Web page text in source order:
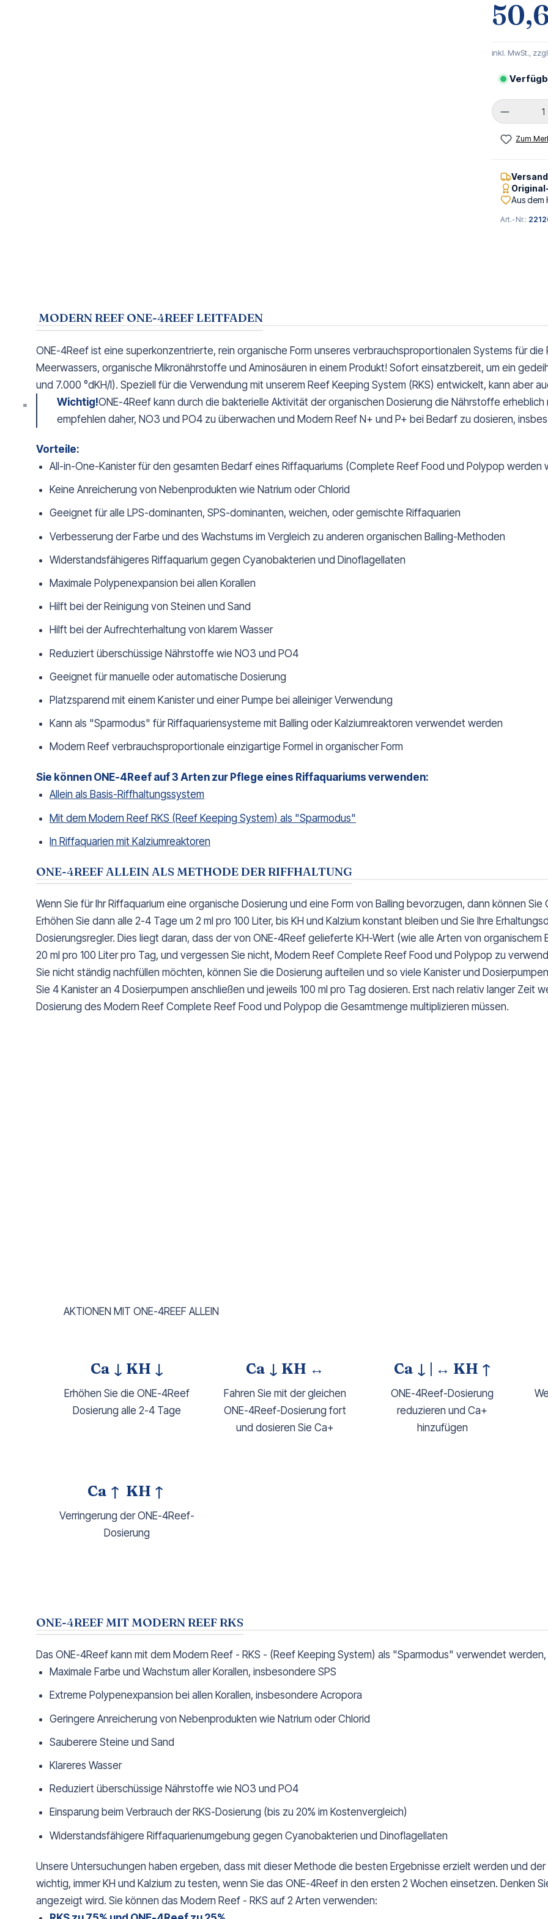
inkl. MwSt.,
Produkt
Zum
Aus dem
Art.-Nr.:
MODERN REEF ONE-4REEF LEITFADEN
ONE-4Reef ist eine superkonzentrierte, rein organische Form unseres verbrauchsproportionalen Systems für
Meerwassers, organische Mikronährstoffe und Aminosäuren in einem Produkt! Sofort einsatzbereit, um ein
und 7.000 °dKH/l). Speziell für die Verwendung mit unserem Reef Keeping System (RKS) entwickelt, kann aber
Wichtig!ONE-4Reef kann durch die bakterielle Aktivität der organischen Dosierung die Nährstoffe
empfehlen daher, NO3 und PO4 zu überwachen und Modern Reef N+ und P+ bei Bedarf zu dosieren,
Vorteile:
All-in-One-Kanister für den gesamten Bedarf eines Riffaquariums (Complete Reef Food und Polypop werden
Keine Anreicherung von Nebenprodukten wie Natrium oder Chlorid
Geeignet für alle LPS-dominanten, SPS-dominanten, weichen, oder gemischte Riffaquarien
Verbesserung der Farbe und des Wachstums im Vergleich zu anderen organischen Balling-Methoden
Widerstandsfähigeres Riffaquarium gegen Cyanobakterien und Dinoflagellaten
Maximale Polypenexpansion bei allen Korallen
Hilft bei der Reinigung von Steinen und Sand
Hilft bei der Aufrechterhaltung von klarem Wasser
Reduziert überschüssige Nährstoffe wie NO3 und PO4
Geeignet für manuelle oder automatische Dosierung
Platzsparend mit einem Kanister und einer Pumpe bei alleiniger Verwendung
Kann als "Sparmodus" für Riffaquariensysteme mit Balling oder Kalziumreaktoren verwendet werden
Modern Reef verbrauchsproportionale einzigartige Formel in organischer Form
Sie können ONE-4Reef auf 3 Arten zur Pflege eines Riffaquariums verwenden:
Allein als Basis-Riffhaltungssystem
Mit dem Modern Reef RKS (Reef Keeping System) als "Sparmodus"
In Riffaquarien mit Kalziumreaktoren
ONE-4REEF ALLEIN ALS METHODE DER RIFFHALTUNG
Wenn Sie für Ihr Riffaquarium eine organische Dosierung und eine Form von Balling bevorzugen, dann können
Erhöhen Sie dann alle 2-4 Tage um 2 ml pro 100 Liter, bis KH und Kalzium konstant bleiben und Sie Ihre
Dosierungsregler. Dies liegt daran, dass der von ONE-4Reef gelieferte KH-Wert (wie alle Arten von
20 ml pro 100 Liter pro Tag, und vergessen Sie nicht, Modern Reef Complete Reef Food und Polypop zu
Sie nicht ständig nachfüllen möchten, können Sie die Dosierung aufteilen und so viele Kanister und
Sie 4 Kanister an 4 Dosierpumpen anschließen und jeweils 100 ml pro Tag dosieren. Erst nach relativ langer
Dosierung des Modern Reef Complete Reef Food und Polypop die Gesamtmenge multiplizieren müssen.
AKTIONEN MIT ONE-4REEF ALLEIN
Ca ↓ KH ↓
Erhöhen Sie die ONE-4Reef
Dosierung alle 2-4 Tage
Ca ↓ KH ↔
Fahren Sie mit der gleichen
ONE-4Reef-Dosierung fort
und dosieren Sie Ca+
Ca ↓ | ↔ KH ↑
ONE-4Reef-Dosierung
reduzieren und Ca+
hinzufügen
Ca ↑ KH ↑
Verringerung der ONE-4Reef-
Dosierung
ONE-4REEF MIT MODERN REEF RKS
Das ONE-4Reef kann mit dem Modern Reef - RKS - (Reef Keeping System) als "Sparmodus" verwendet
Maximale Farbe und Wachstum aller Korallen, insbesondere SPS
Extreme Polypenexpansion bei allen Korallen, insbesondere Acropora
Geringere Anreicherung von Nebenprodukten wie Natrium oder Chlorid
Sauberere Steine und Sand
Klareres Wasser
Reduziert überschüssige Nährstoffe wie NO3 und PO4
Einsparung beim Verbrauch der RKS-Dosierung (bis zu 20% im Kostenvergleich)
Widerstandsfähigere Riffaquarienumgebung gegen Cyanobakterien und Dinoflagellaten
Unsere Untersuchungen haben ergeben, dass mit dieser Methode die besten Ergebnisse erzielt werden und
wichtig, immer KH und Kalzium zu testen, wenn Sie das ONE-4Reef in den ersten 2 Wochen einsetzen. Denken
angezeigt wird. Sie können das Modern Reef - RKS auf 2 Arten verwenden: